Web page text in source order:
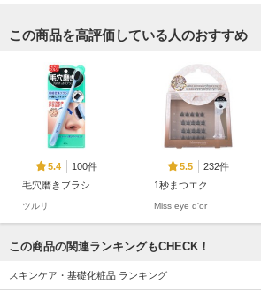
この商品を高評価している人のおすすめ
5.4
100件
毛穴磨きブラシ
ツルリ
5.5
232件
1秒まつエク
Miss eye d'or
この商品の関連ランキングもCHECK！
スキンケア・基礎化粧品 ランキング